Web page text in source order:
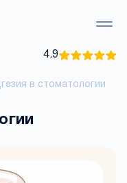
4.9
в стоматологии